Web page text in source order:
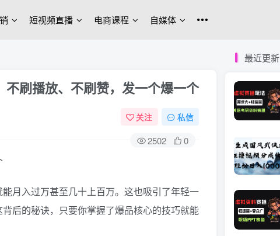
短视频直播 电商课程 自媒体
不刷播放、不刷赞，发一个爆一个
关注 私信
2502 0
月入过万甚至几十上百万。这也吸引了年轻一
后的秘诀，只要你掌握了爆品核心的技巧就能
最近更新